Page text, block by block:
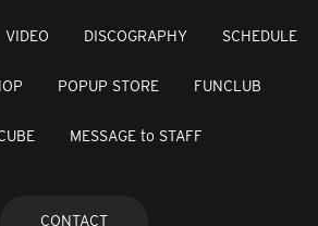
VIDEO DISCOGRAPHY SCHEDULE
POPUP STORE FUNCLUB
MESSAGE to STAFF
CONTACT